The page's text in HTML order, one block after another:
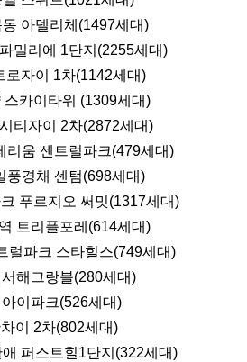
아델리체(1497세대)
밀리에 1단지(2255세대)
로자이 1차(1142세대)
스카이타워 (1309세대)
티자이 2차(2872세대)
리움 센트럴파크(479세대)
풍경채 센텀(698세대)
푸르지오 써밋(1317세대)
트리플포레(614세대)
럴파크 스타힐스(749세대)
해그랑블(280세대)
이파크(526세대)
이 2차(802세대)
퍼스트힐1단지(322세대)